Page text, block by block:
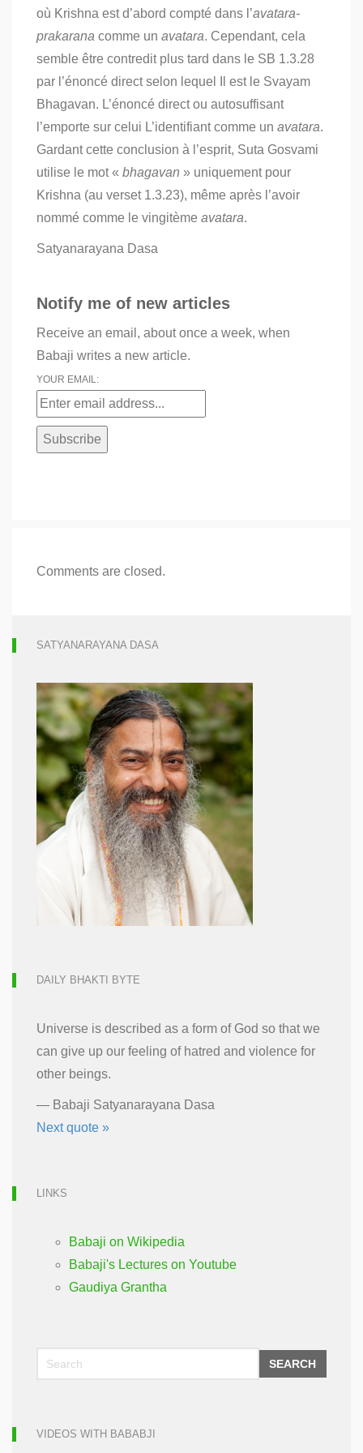
où Krishna est d’abord compté dans l’avatara-
prakarana comme un avatara. Cependant, cela
semble être contredit plus tard dans le SB 1.3.28
par l’énoncé direct selon lequel Il est le Svayam
Bhagavan. L’énoncé direct ou autosuffisant
l’emporte sur celui L’identifiant comme un avatara.
Gardant cette conclusion à l’esprit, Suta Gosvami
utilise le mot « bhagavan » uniquement pour
Krishna (au verset 1.3.23), même après l’avoir
nommé comme le vingitème avatara.
Satyanarayana Dasa
Notify me of new articles
Receive an email, about once a week, when
Babaji writes a new article.
YOUR EMAIL:
Comments are closed.
SATYANARAYANA DASA
DAILY BHAKTI BYTE
Universe is described as a form of God so that we
can give up our feeling of hatred and violence for
other beings.
— Babaji Satyanarayana Dasa
Next quote »
LINKS
Babaji on Wikipedia
Babaji's Lectures on Youtube
Gaudiya Grantha
SEARCH
VIDEOS WITH BABABJI